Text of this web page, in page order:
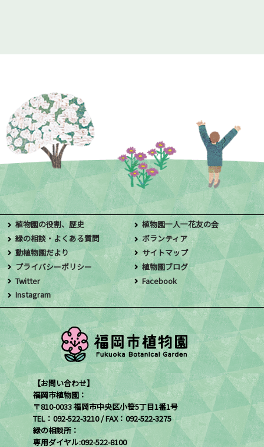
植物園の役割、歴史
植物園一人一花友の会
緑の相談・よくある質問
ボランティア
動植物園だより
サイトマップ
プライバシーポリシー
植物園ブログ
Twitter
Facebook
Instagram
【お問い合わせ】
福岡市植物園：
〒810-0033 福岡市中央区小笹5丁目1番1号
TEL：092-522-3210 / FAX：092-522-3275
緑の相談所：
専用ダイヤル:092-522-8100